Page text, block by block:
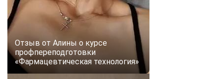
Отзыв от Алины о курсе
профпереподготовки
«Фармацевтическая технология»